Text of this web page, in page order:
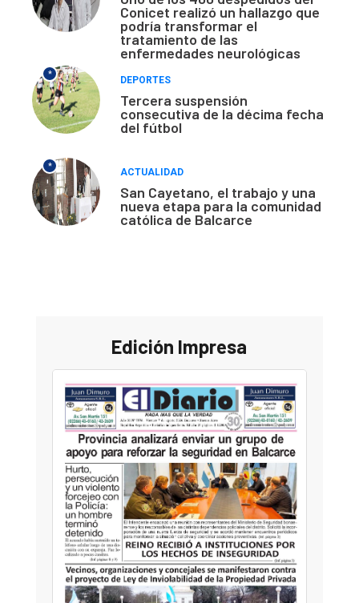
Conicet realizó un hallazgo que
podría transformar el
tratamiento de las
enfermedades neurológicas
*
DEPORTES
Tercera suspensión
consecutiva de la décima fecha
del fútbol
*
ACTUALIDAD
San Cayetano, el trabajo y una
nueva etapa para la comunidad
católica de Balcarce
Edición Impresa